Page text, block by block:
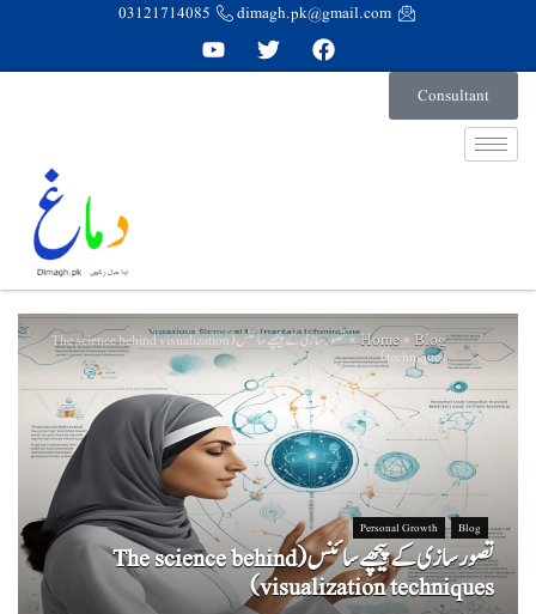
dimagh.pk@gmail.com
03121714085
Consultant
Home » Blog
» تصور سازی کے پیچھے سائنس (The science behind visualization
techniques)
Blog
Personal Growth
تصور سازی کے پیچھے سائنس (The science behind
visualization techniques)